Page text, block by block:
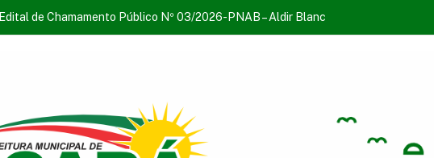
Edital de Chamamento Público Nº 03/2026-PNAB – Aldir Blanc